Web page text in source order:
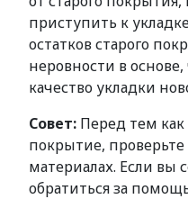
приступить к
остатков старого
неровности в
качество укладки
Совет: Перед тем как
покрытие, проверьте
материалах. Если вы
обратиться за